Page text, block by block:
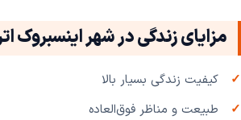
مزایای زندگی در شهر اینسبروک
کیفیت زندگی بسیار بالا
طبیعت و مناظر فوق‌العاده